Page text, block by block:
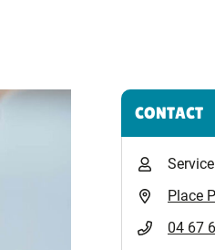
CONTACT
Place
04 67